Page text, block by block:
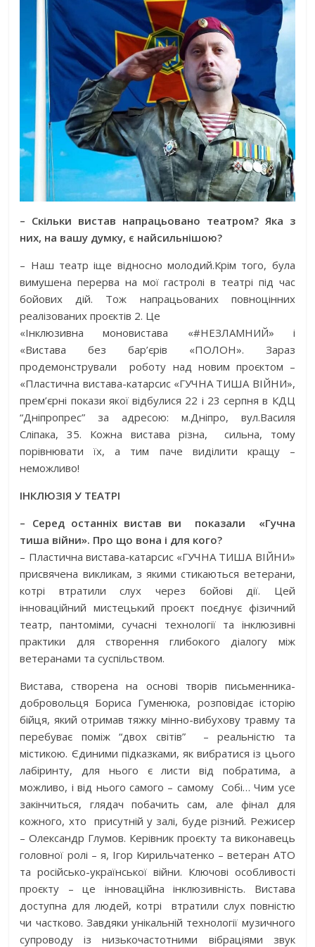
– Скільки вистав напрацьовано театром? Яка з
них, на вашу думку, є найсильнішою?
– Наш театр іще відносно молодий.Крім того, була
вимушена перерва на мої гастролі в театрі під час
бойових дій. Тож напрацьованих повноцінних
реалізованих проєктів 2. Це
«Інклюзивна моновистава «#НЕЗЛАМНИЙ» і
«Вистава без бар’єрів «ПОЛОН». Зараз
продемонстрували
роботу над новим проєктом –
«Пластична вистава-катарсис «ГУЧНА ТИША ВІЙНИ»,
прем’єрні покази якої відбулися 22 і 23 серпня в КДЦ
“Дніпропрес” за адресою: м.Дніпро, вул.Василя
Сліпака, 35. Кожна вистава різна,
сильна, тому
порівнювати їх, а тим паче виділити кращу –
неможливо!
ІНКЛЮЗІЯ У ТЕАТРІ
– Серед останніх вистав ви
показали
«Гучна
тиша війни». Про що вона і для кого?
– Пластична вистава-катарсис «ГУЧНА ТИША ВІЙНИ»
присвячена викликам, з якими стикаються ветерани,
котрі втратили слух через бойові дії. Цей
інноваційний мистецький проєкт поєднує фізичний
театр, пантоміми, сучасні технології та інклюзивні
практики для створення глибокого діалогу між
ветеранами та суспільством.
Вистава, створена на основі творів письменника-
добровольця Бориса Гуменюка, розповідає історію
бійця, який отримав тяжку мінно-вибухову травму та
перебуває поміж “двох світів”
– реальністю та
містикою. Єдиними підказками, як вибратися із цього
лабіринту, для нього є листи від побратима, а
можливо, і від нього самого – самому Собі… Чим усе
закінчиться, глядач побачить сам, але фінал для
кожного, хто присутній у залі, буде різний. Режисер
– Олександр Глумов. Керівник проєкту та виконавець
головної ролі – я, Ігор Кирильчатенко – ветеран АТО
та російсько-української війни. Ключові особливості
проєкту – це інноваційна інклюзивність. Вистава
доступна для людей, котрі
втратили слух повністю
чи частково. Завдяки унікальній технології музичного
супроводу із низькочастотними вібраціями звук